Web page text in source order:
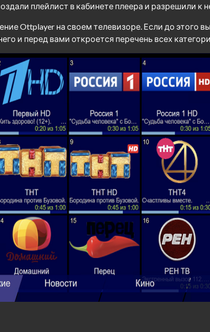
плейлист в кабинете плеера и разрешили
Ottplayer на своем телевизоре. Если до этого
и перед вами откроется перечень всех